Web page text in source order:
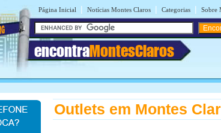
Página Inicial | Notícias Montes Claros | Categorias | Sobre
encontraMontesClaros
Outlets em Montes